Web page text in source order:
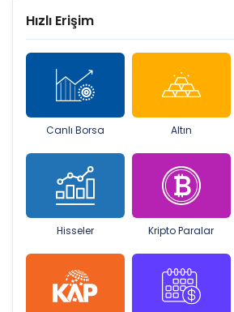
Hızlı Erişim
Canlı Borsa Altın
Hisseler Kripto Paralar